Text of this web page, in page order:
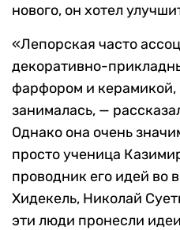
нового, он хотел
«Лепорская часто
декоративно-
фарфором и керамикой,
занималась, —
Однако она очень
просто ученица
проводник его идей во
Хидекель, Николай
эти люди пронесли